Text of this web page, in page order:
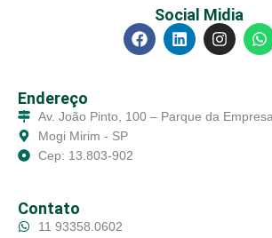
Social Midia
Endereço
Av. João Pinto, 100 – Parque da
Mogi Mirim - SP
Cep: 13.803-902
Contato
11 93358.0602